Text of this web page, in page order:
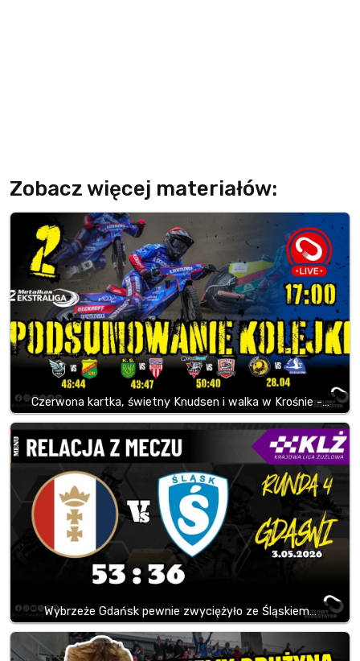
Zobacz więcej materiałów:
Czerwona kartka, świetny Knudsen i walka w Krośnie -…
Wybrzeże Gdańsk pewnie zwyciężyło ze Śląskiem…